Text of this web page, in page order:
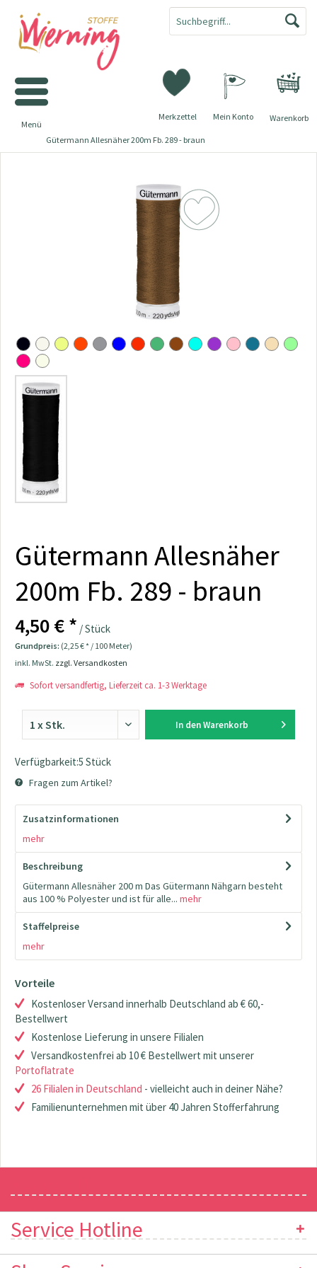
Warenkorb
Merkzettel Mein Konto
Menü
Gütermann Allesnäher 200m Fb. 289 - braun
Gütermann Allesnäher
200m Fb. 289 - braun
4,50 € * / Stück
Grundpreis: (2,25 € * / 100 Meter)
inkl. MwSt. zzgl. Versandkosten
Sofort versandfertig, Lieferzeit ca. 1-3 Werktage
In den Warenkorb
Verfügbarkeit:5 Stück
Fragen zum Artikel?
Zusatzinformationen
mehr
Beschreibung
Gütermann Allesnäher 200 m Das Gütermann Nähgarn besteht
aus 100 % Polyester und ist für alle... mehr
Staffelpreise
mehr
Vorteile
Kostenloser Versand innerhalb Deutschland ab € 60,-
Bestellwert
Kostenlose Lieferung in unsere Filialen
Versandkostenfrei ab 10 € Bestellwert mit unserer
Portoflatrate
26 Filialen in Deutschland - vielleicht auch in deiner Nähe?
Familienunternehmen mit über 40 Jahren Stofferfahrung
Service Hotline